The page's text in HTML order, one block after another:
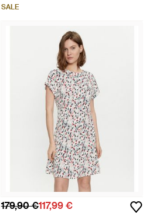
SALE
179,90 €117,99 €